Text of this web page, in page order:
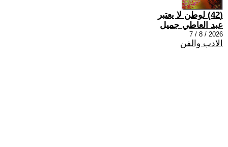
(42) لوطن لا يعتبر
عبد العاطي جميل
2026 / 8 / 7
الادب والفن